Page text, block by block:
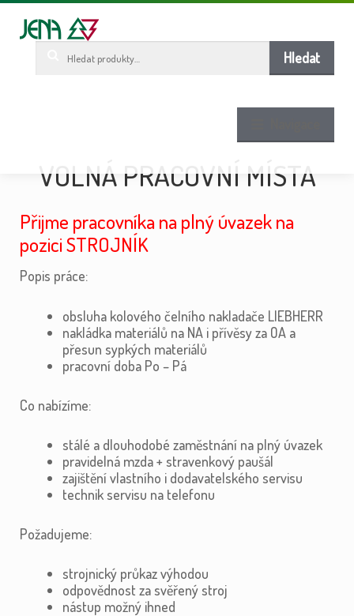
Hledat
VOLNÁ PRACOVNÍ MÍSTA
Přijme pracovníka na plný úvazek na
pozici STROJNÍK
Popis práce:
obsluha kolového čelního nakladače LIEBHERR
nakládka materiálů na NA i přívěsy za OA a
přesun sypkých materiálů
pracovní doba Po – Pá
Co nabízíme:
stálé a dlouhodobé zaměstnání na plný úvazek
pravidelná mzda + stravenkový paušál
zajištění vlastního i dodavatelského servisu
technik servisu na telefonu
Požadujeme:
strojnický průkaz výhodou
odpovědnost za svěřený stroj
nástup možný ihned